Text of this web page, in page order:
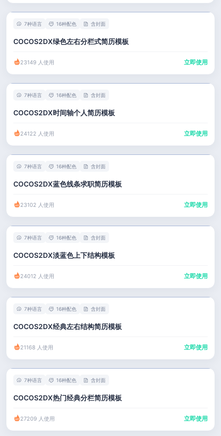
7种语言 16种配色 含封面
COCOS2DX绿色左右分栏式简历模板
23149 人使用 立即使用
7种语言 16种配色 含封面
COCOS2DX时间轴个人简历模板
24122 人使用 立即使用
7种语言 16种配色 含封面
COCOS2DX蓝色线条求职简历模板
23102 人使用 立即使用
7种语言 16种配色 含封面
COCOS2DX淡蓝色上下结构模板
24012 人使用 立即使用
7种语言 16种配色 含封面
COCOS2DX经典左右结构简历模板
21168 人使用 立即使用
7种语言 16种配色 含封面
COCOS2DX热门经典分栏简历模板
27209 人使用 立即使用